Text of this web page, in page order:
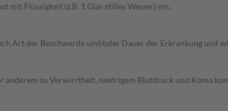
mit Flüssigkeit (z.B. 1 Glas stilles Wasser) ein.
Art der Beschwerde und/oder Dauer der Erkrankung und
anderem zu Verwirrtheit, niedrigem Blutdruck und Koma